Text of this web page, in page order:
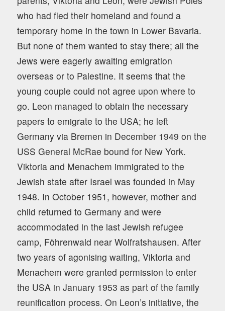
who had fled their homeland and found a
temporary home in the town in Lower Bavaria.
But none of them wanted to stay there; all the
Jews were eagerly awaiting emigration
overseas or to Palestine. It seems that the
young couple could not agree upon where to
go. Leon managed to obtain the necessary
papers to emigrate to the USA; he left
Germany via Bremen in December 1949 on the
USS General McRae bound for New York.
Viktoria and Menachem immigrated to the
Jewish state after Israel was founded in May
1948. In October 1951, however, mother and
child returned to Germany and were
accommodated in the last Jewish refugee
camp, Föhrenwald near Wolfratshausen. After
two years of agonising waiting, Viktoria and
Menachem were granted permission to enter
the USA in January 1953 as part of the family
reunification process. On Leon’s initiative, the